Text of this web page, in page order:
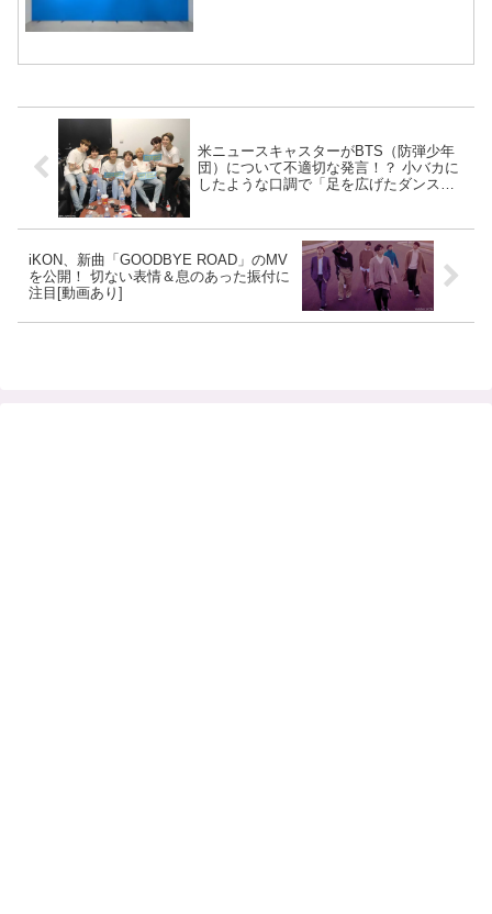
米ニュースキャスターがBTS（防弾少年
団）について不適切な発言！？ 小バカに
したような口調で「足を広げたダンス」
iKON、新曲「GOODBYE ROAD」のMV
を公開！ 切ない表情＆息のあった振付に
注目[動画あり]